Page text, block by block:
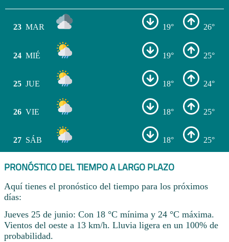
23 MAR 19° 26°
24 MIÉ 19° 25°
25 JUE 18° 24°
26 VIE 18° 25°
27 SÁB 18° 25°
PRONÓSTICO DEL TIEMPO A LARGO PLAZO
Aquí tienes el pronóstico del tiempo para los próximos
días:
Jueves 25 de junio: Con 18 °C mínima y 24 °C máxima.
Vientos del oeste a 13 km/h. Lluvia ligera en un 100% de
probabilidad.